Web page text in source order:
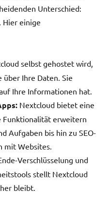
Unterschied:
. Hier einige
selbst gehostet wird,
Ihre Daten. Sie
Ihre Informationen hat.
Nextcloud bietet eine
Funktionalität erweitern
Aufgaben bis hin zu SEO-
mit Websites.
Verschlüsselung und
stellt Nextcloud
bleibt.